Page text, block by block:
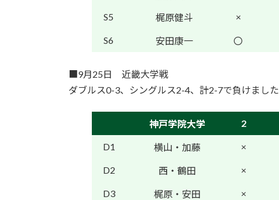
S5 梶原健斗 ×
S6 安田康一 〇
■9月25日 近畿大学戦
ダブルス0-3、シングルス2-4、計2-7で負けました
神戸学院大学 2
D1 横山・加藤 ×
D2 西・鶴田 ×
D3 梶原・安田 ×